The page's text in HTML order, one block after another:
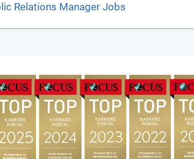
Relations Manager Jobs